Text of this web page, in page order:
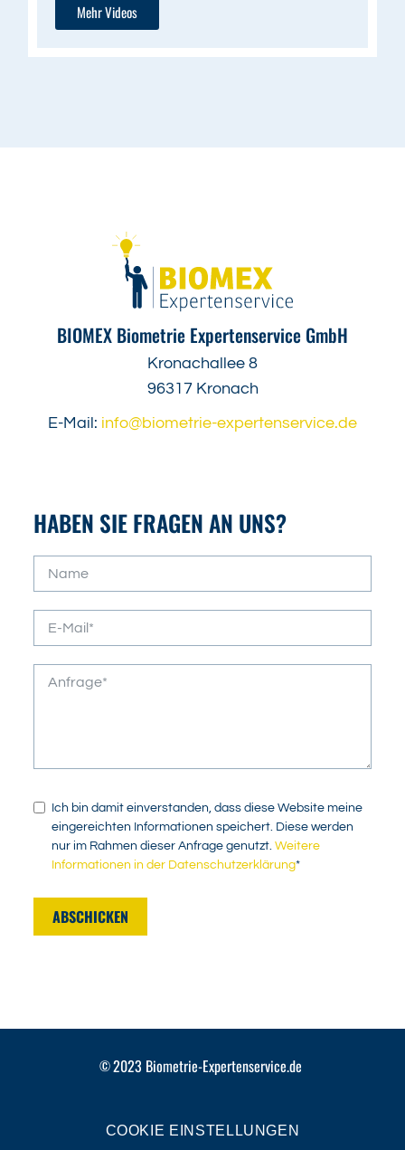
Mehr Videos
BIOMEX Biometrie Expertenservice GmbH
Kronachallee 8
96317 Kronach
E-Mail: info@biometrie-expertenservice.de
HABEN SIE FRAGEN AN UNS?
Ich bin damit einverstanden, dass diese Website meine
eingereichten Informationen speichert. Diese werden
nur im Rahmen dieser Anfrage genutzt.Weitere
Informationen in der Datenschutzerklärung*
ABSCHICKEN
©2023 Biometrie-Expertenservice.de
COOKIE EINSTELLUNGEN